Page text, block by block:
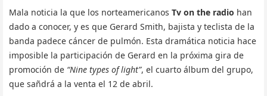
Mala noticia la que los norteamericanos Tv on the radio han
dado a conocer, y es que Gerard Smith, bajista y teclista de la
banda padece cáncer de pulmón. Esta dramática noticia hace
imposible la participación de Gerard en la próxima gira de
promoción de “Nine types of light”, el cuarto álbum del grupo,
que sañdrá a la venta el 12 de abril.